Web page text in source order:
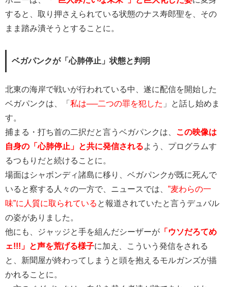
すると、取り押さえられている状態のナス寿郎聖を、その
まま踏み潰そうとすることに。
ベガパンクが「心肺停止」状態と判明
北東の海岸で戦いが行われている中、遂に配信を開始した
ベガパンクは、「 私は──二つの罪を犯した 」と話し始めま
す。
捕まる・打ち首の二択だと言うベガパンクは、 この映像は
自身の「心肺停止」と共に発信されるよう、プログラムす
るつもりだと続けることに。
場面はシャボンディ諸島に移り、ベガパンクが既に死んで
いると察する人々の一方で、ニュースでは、 ”麦わらの一
味”に人質に取られている と報道されていたと言うデュバル
の姿がありました。
他にも、ジャッジと手を組んだシーザーが 「ウソだろてめ
ェ!!!」と声を荒げる様子に加え、こういう発信をされる
と、新聞屋が終わってしまうと頭を抱えるモルガンズが描
かれることに。